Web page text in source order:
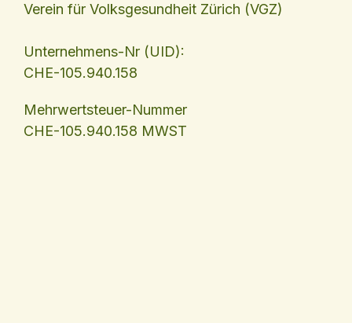
Verein für Volksgesundheit Zürich (VGZ)
Unternehmens-Nr (UID):
CHE-105.940.158
Mehrwertsteuer-Nummer
CHE-105.940.158 MWST